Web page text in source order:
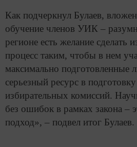
Как подчеркнул Булаев,
обучение членов УИК –
регионе есть желание сделать
процесс таким, чтобы в нем
максимально подготовленные
серьезный ресурс в
избирательных комиссий.
без ошибок в рамках закона –
подход», – подвел итог Булаев.